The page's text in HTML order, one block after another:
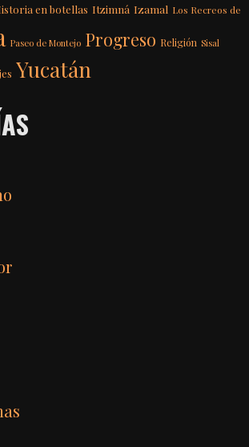
en botellas Itzimná Izamal Los Recreos de
Paseo de Montejo Progreso Religión Sisal
Yucatán